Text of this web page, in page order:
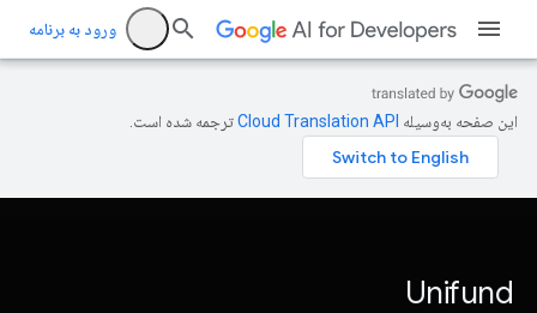
ورود به برنامه
این صفحه به‌وسیله ترجمه شده است.
Unifund